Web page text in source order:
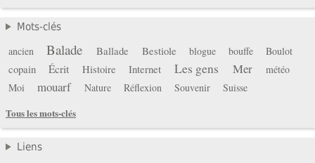
Mots-clés
ancien Balade Ballade Bestiole blogue bouffe Boulot
copain Écrit Histoire Internet Les gens Mer
météo
Moi
mouarf Nature Réflexion Souvenir
Suisse
Tous les mots-clés
Liens